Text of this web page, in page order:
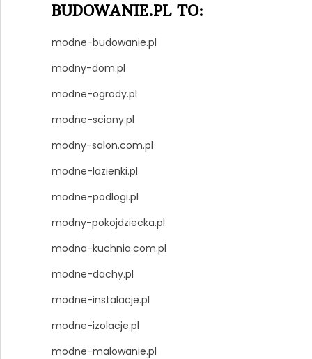
BUDOWANIE.PL TO:
modne-budowanie.pl
modny-dom.pl
modne-ogrody.pl
modne-sciany.pl
modny-salon.com.pl
modne-lazienki.pl
modne-podlogi.pl
modny-pokojdziecka.pl
modna-kuchnia.com.pl
modne-dachy.pl
modne-instalacje.pl
modne-izolacje.pl
modne-malowanie.pl